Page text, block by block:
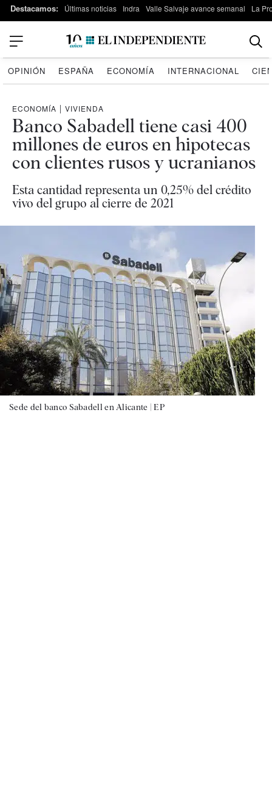
Destacamos: Últimas noticias Indra Valle Salvaje avance semanal La
OPINIÓN ESPAÑA ECONOMÍA INTERNACIONAL
ECONOMÍA | VIVIENDA
Banco Sabadell tiene casi 400
millones de euros en hipotecas
con clientes rusos y ucranianos
Esta cantidad representa un 0,25% del crédito
vivo del grupo al cierre de 2021
Sede del banco Sabadell en Alicante |EP